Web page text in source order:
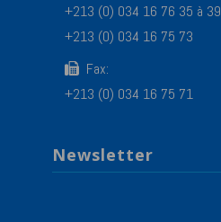
+213 (0) 034 16 76 35 à 39
+213 (0) 034 16 75 73
Fax:
+213 (0) 034 16 75 71
Newsletter